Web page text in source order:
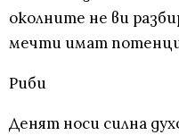
околните не ви
мечти имат
Риби
Денят носи силна